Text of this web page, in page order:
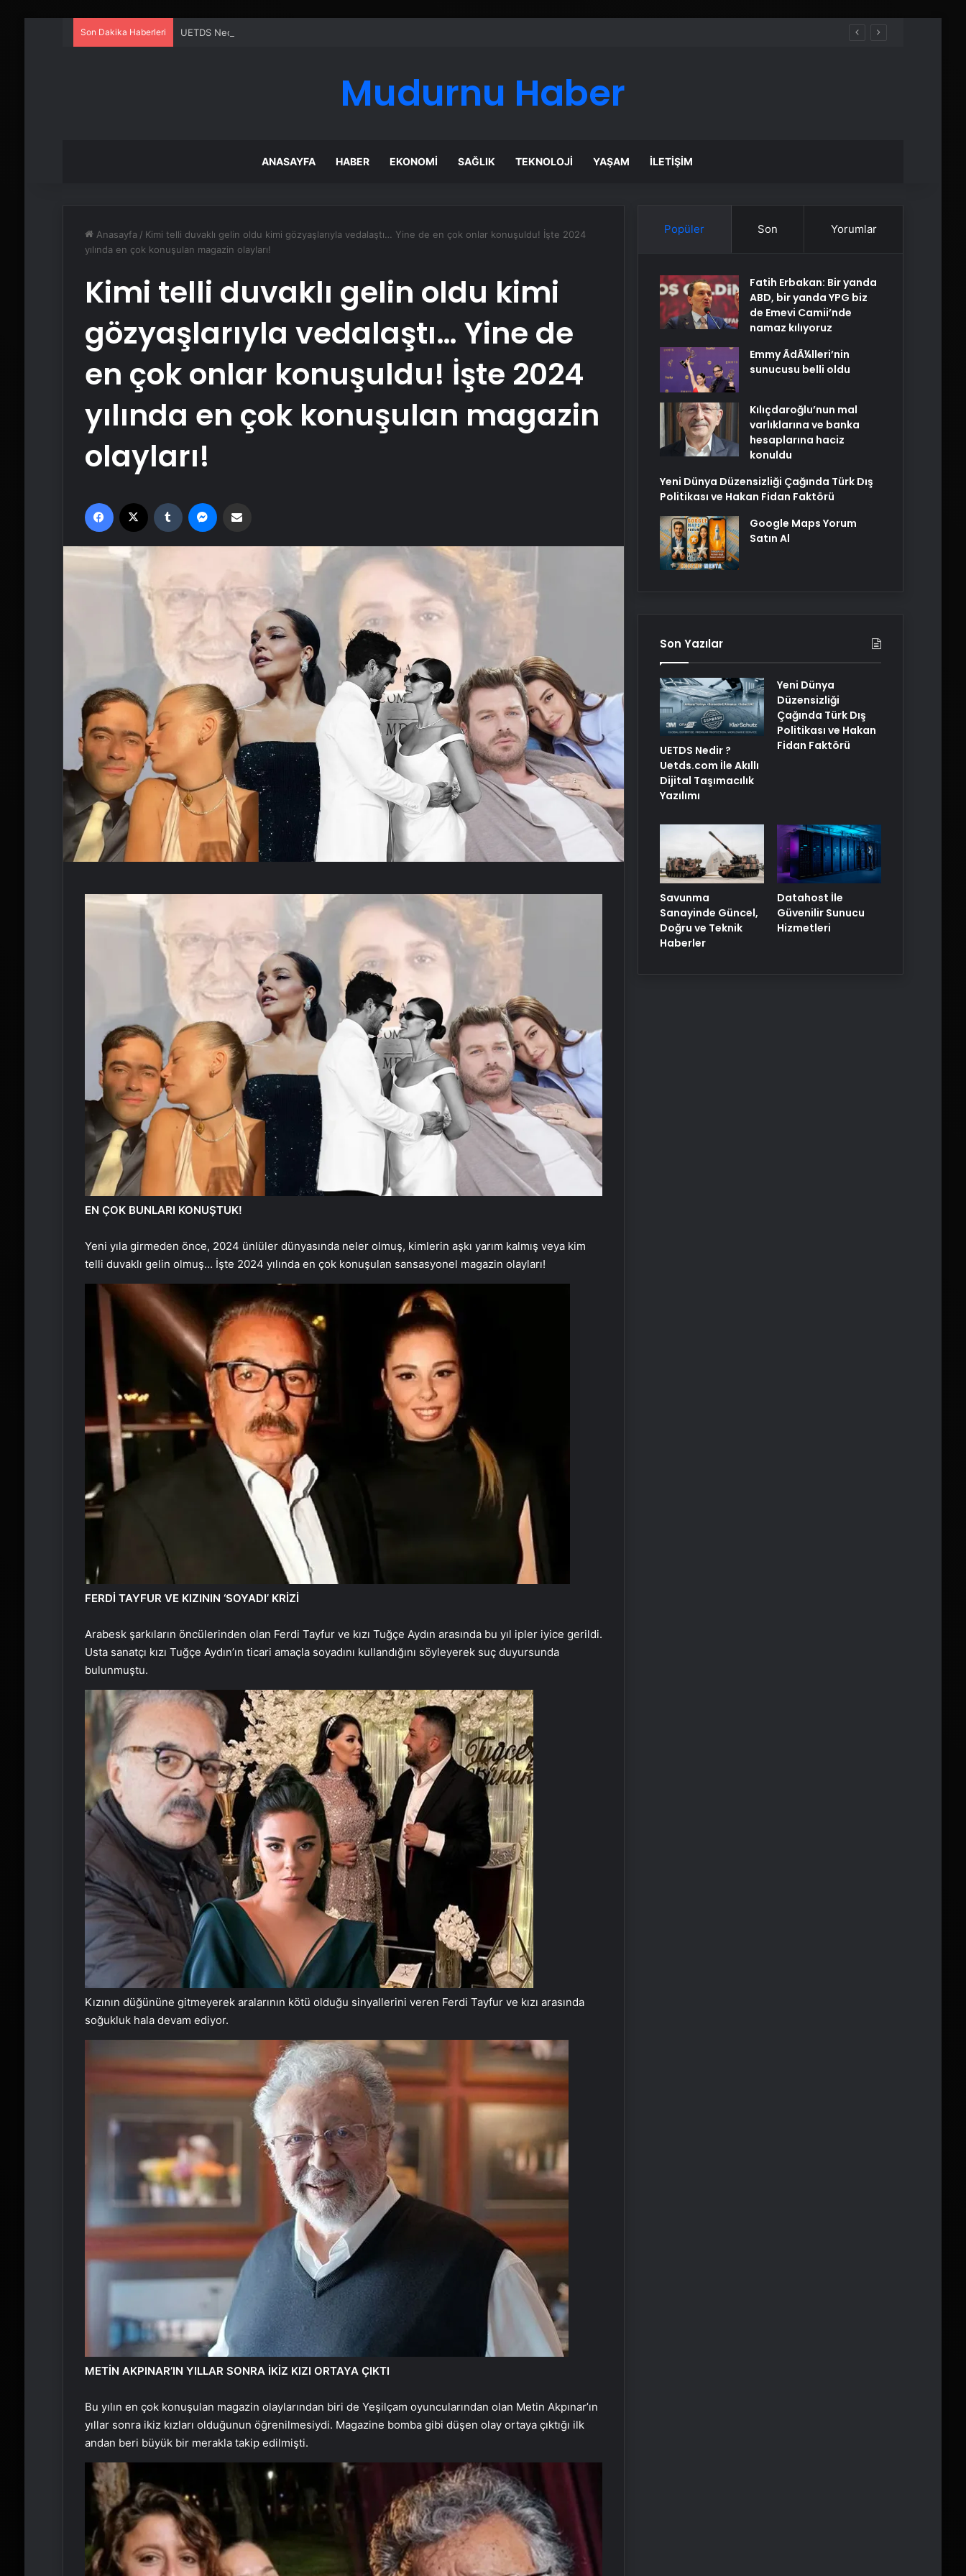
Son Dakika Haberleri UETDS Nedir ? Uetds.com İle Akıllı Dijital Taşımacılık Yazılımı
Mudurnu Haber
ANASAYFA HABER EKONOMI SAĞLIK TEKNOLOJI YAŞAM İLETIŞIM
Anasayfa / Kimi telli duvaklı gelin oldu kimi gözyaşlarıyla vedalaştı… Yine de en çok onlar konuşuldu! İşte 2024
yılında en çok konuşulan magazin olayları!
Kimi telli duvaklı gelin oldu kimi
gözyaşlarıyla vedalaştı… Yine de
en çok onlar konuşuldu! İşte 2024
yılında en çok konuşulan magazin
olayları!
Facebook Tumblr
EN ÇOK BUNLARI KONUŞTUK!
Yeni yıla girmeden önce, 2024 ünlüler dünyasında neler olmuş, kimlerin aşkı yarım kalmış veya kim
telli duvaklı gelin olmuş… İşte 2024 yılında en çok konuşulan sansasyonel magazin olayları!
FERDİ TAYFUR VE KIZININ ‘SOYADI’ KRİZİ
Arabesk şarkıların öncülerinden olan Ferdi Tayfur ve kızı Tuğçe Aydın arasında bu yıl ipler iyice gerildi.
Usta sanatçı kızı Tuğçe Aydın’ın ticari amaçla soyadını kullandığını söyleyerek suç duyursunda
bulunmuştu.
Kızının düğününe gitmeyerek aralarının kötü olduğu sinyallerini veren Ferdi Tayfur ve kızı arasında
soğukluk hala devam ediyor.
METİN AKPINAR’IN YILLAR SONRA İKİZ KIZI ORTAYA ÇIKTI
Bu yılın en çok konuşulan magazin olaylarından biri de Yeşilçam oyuncularından olan Metin Akpınar’ın
yıllar sonra ikiz kızları olduğunun öğrenilmesiydi. Magazine bomba gibi düşen olay ortaya çıktığı ilk
andan beri büyük bir merakla takip edilmişti.
Popüler Son Yorumlar
Fatih Erbakan: Bir yanda
ABD, bir yanda YPG biz
de Emevi Camii’nde
namaz kılıyoruz
Emmy ÃdÃ¼lleri’nin
sunucusu belli oldu
Kılıçdaroğlu’nun mal
varlıklarına ve banka
hesaplarına haciz
konuldu
Yeni Dünya Düzensizliği Çağında Türk Dış
Politikası ve Hakan Fidan Faktörü
Google Maps Yorum
Satın Al
Son Yazılar
UETDS Nedir ?
Uetds.com İle Akıllı
Dijital Taşımacılık
Yazılımı
Yeni Dünya
Düzensizliği
Çağında Türk Dış
Politikası ve Hakan
Fidan Faktörü
Savunma
Sanayinde Güncel,
Doğru ve Teknik
Haberler
Datahost İle
Güvenilir Sunucu
Hizmetleri